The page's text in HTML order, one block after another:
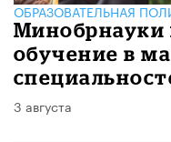
ОБРАЗОВАТЕЛЬНАЯ
Минобрнауки
обучение в
3 августа